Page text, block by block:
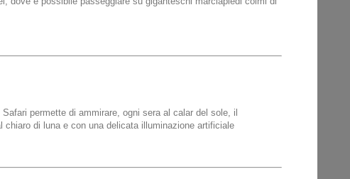
permette di ammirare, ogni sera al calar del sole, il
di luna e con una delicata illuminazione artificiale